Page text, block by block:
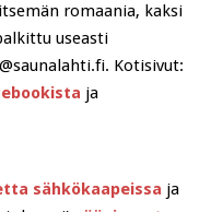
romaania, kaksi
useasti
Kotisivut:
ja
sähkökaapeissa ja